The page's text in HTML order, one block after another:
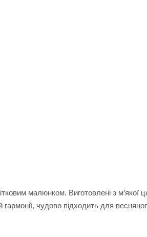
малюнком. Виготовлені з м’якої
гармонії, чудово підходить для